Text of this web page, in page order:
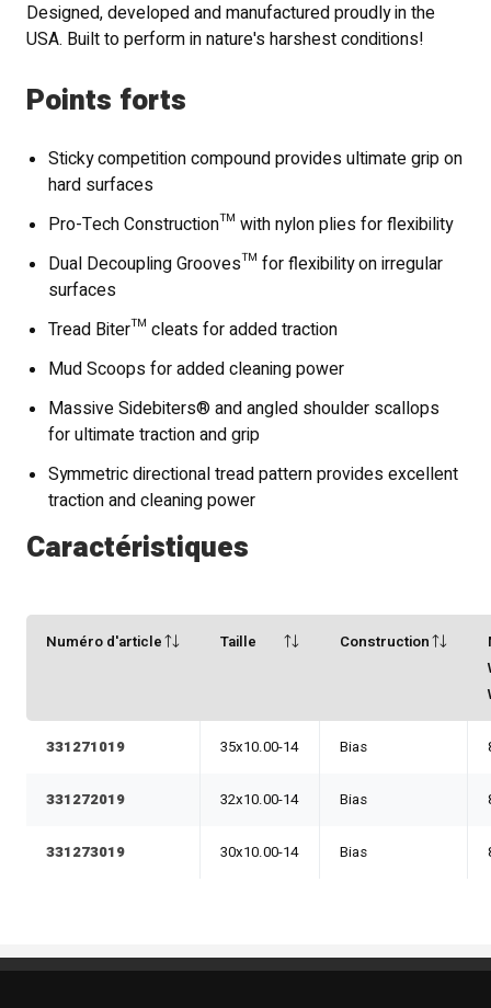
Designed, developed and manufactured proudly in the
USA. Built to perform in nature's harshest conditions!
Points forts
Sticky competition compound provides ultimate grip on
hard surfaces
Pro-Tech Construction™ with nylon plies for flexibility
Dual Decoupling Grooves™ for flexibility on irregular
surfaces
Tread Biter™ cleats for added traction
Mud Scoops for added cleaning power
Massive Sidebiters® and angled shoulder scallops
for ultimate traction and grip
Symmetric directional tread pattern provides excellent
traction and cleaning power
Caractéristiques
Numéro d'article Taille Construction
331271019 35x10.00-14 Bias
331272019 32x10.00-14 Bias
331273019 30x10.00-14 Bias